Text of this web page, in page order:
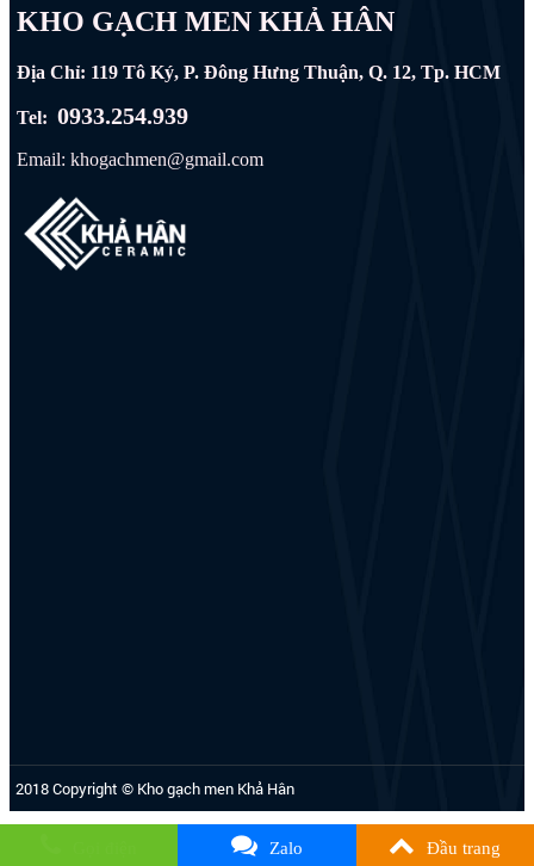
KHO GẠCH MEN KHẢ HÂN
Địa Chỉ: 119 Tô Ký, P. Đông Hưng Thuận, Q. 12, Tp. HCM
Tel:0933.254.939
Email: khogachmen@gmail.com
2018 Copyright © Kho gạch men Khả Hân
Zalo Đầu trang